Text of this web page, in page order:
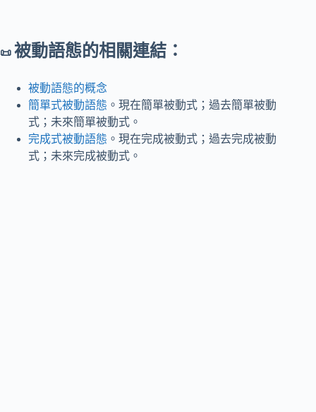
📜 被動語態的相關連結：
被動語態的概念
簡單式被動語態 。現在簡單被動式；過去簡單被動
式；未來簡單被動式。
完成式被動語態 。現在完成被動式；過去完成被動
式；未來完成被動式。